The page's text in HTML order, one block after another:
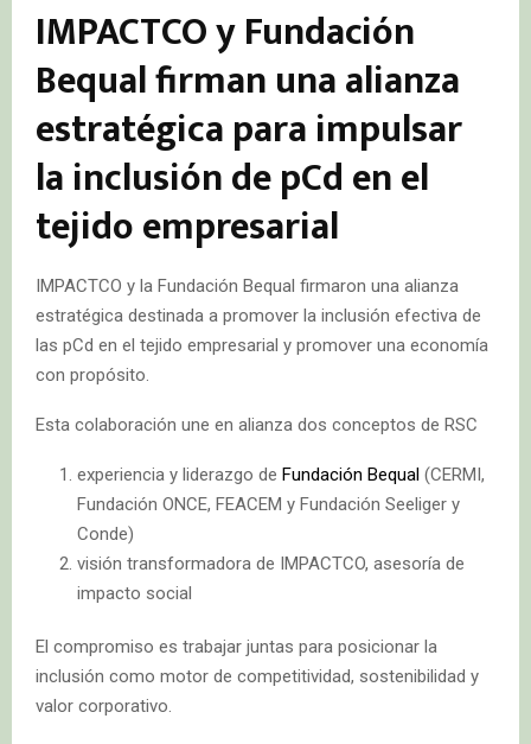
IMPACTCO y Fundación
Bequal firman una alianza
estratégica para impulsar
la inclusión de pCd en el
tejido empresarial
IMPACTCO y la Fundación Bequal firmaron una alianza
estratégica destinada a promover la inclusión efectiva de
las pCd en el tejido empresarial y promover una economía
con propósito.
Esta colaboración une en alianza dos conceptos de RSC
experiencia y liderazgo de Fundación Bequal (CERMI,
Fundación ONCE, FEACEM y Fundación Seeliger y
Conde)
visión transformadora de IMPACTCO, asesoría de
impacto social
El compromiso es trabajar juntas para posicionar la
inclusión como motor de competitividad, sostenibilidad y
valor corporativo.